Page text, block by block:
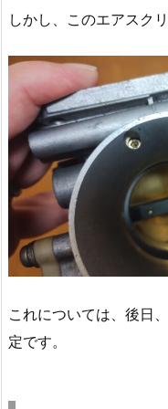
しかし、このエアスク
これについては、後日
定です。